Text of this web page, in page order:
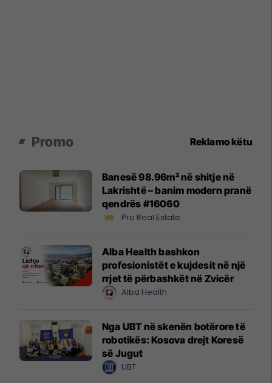
Promo Reklamo këtu
Banesë 98.96m² në shitje në
Lakrishtë – banim modern pranë
qendrës #16060
Pro Real Estate
Alba Health bashkon
profesionistët e kujdesit në një
rrjet të përbashkët në Zvicër
Alba Health
Nga UBT në skenën botërore të
robotikës: Kosova drejt Koresë
së Jugut
UBT